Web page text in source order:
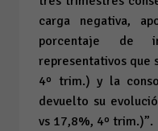
carga negativa,
porcentaje de
representativos que
4º trim.) y la
devuelto su
vs 17,8%, 4º trim.)”.